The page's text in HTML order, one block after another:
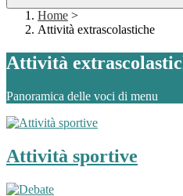
Home >
Attività extrascolastiche
Attività
Panoramica delle voci di menu
Attività sportive